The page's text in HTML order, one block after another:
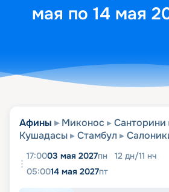
мая по 14 мая
Афины Миконос Санторини
Кушадасы
Стамбул
17:0003 мая 2027пн 12 дн/11 нч
05:0014 мая 2027пт